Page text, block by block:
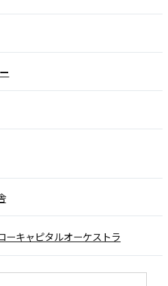
ーキャピタルオーケストラ